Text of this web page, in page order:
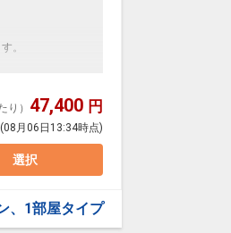
ルコール消毒、マ
・PayPay・
ションで受け取れ
す。
。
）の支払いで
・WeChat）」
す。
り） 47,400 円
(08月06日13:34時点)
選択
、1部屋タイプ